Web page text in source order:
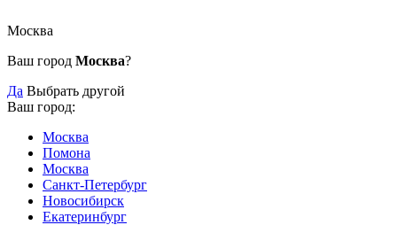
Москва
Ваш город Москва?
Да Выбрать другой
Ваш город:
Москва
Помона
Москва
Санкт-Петербург
Новосибирск
Екатеринбург